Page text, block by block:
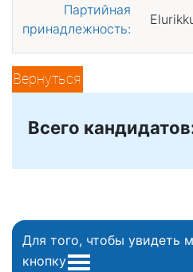
Партийная
принадлежность:
Вернуться
Всего
Для того, чтобы увидеть
кнопку